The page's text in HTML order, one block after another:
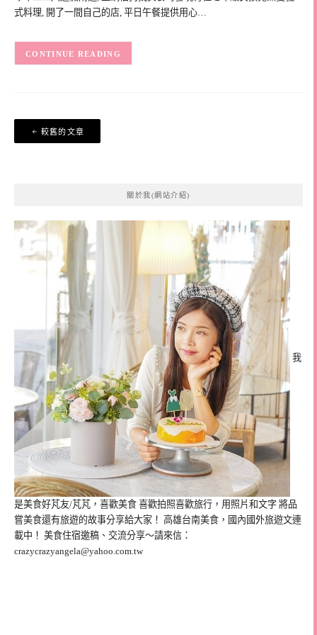
式料理, 開了一間自己的店, 平日午餐提供用心…
CONTINUE READING
文
章
較舊的文章
關於我(網站介紹)
我
是美食好芃友/芃芃，喜歡美食 喜歡拍照喜歡旅行，用照片和文字 將品
嘗美食還有旅遊的故事分享給大家！ 高雄台南美食，國內國外旅遊文連
載中！ 美食住宿邀稿、交流分享～請來信：
crazycrazyangela@yahoo.com.tw